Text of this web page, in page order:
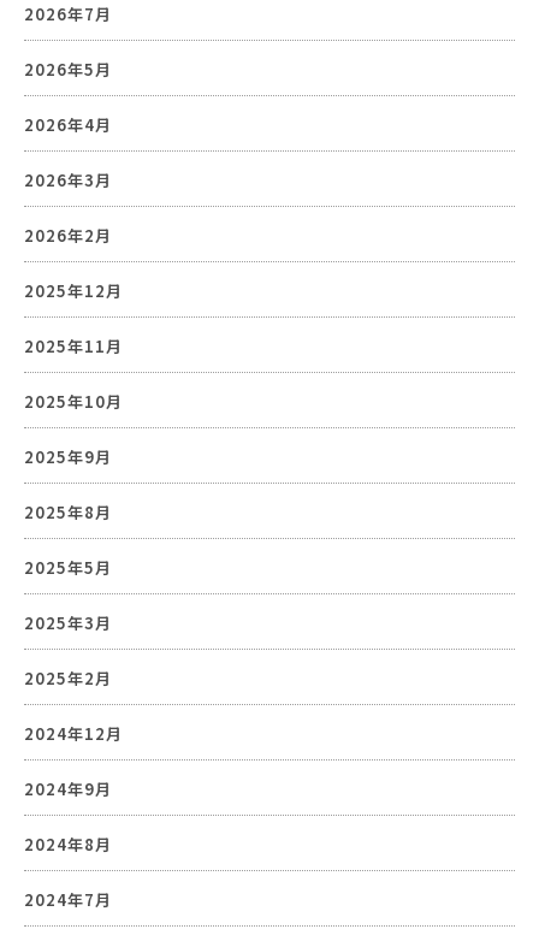
2026年7月
2026年5月
2026年4月
2026年3月
2026年2月
2025年12月
2025年11月
2025年10月
2025年9月
2025年8月
2025年5月
2025年3月
2025年2月
2024年12月
2024年9月
2024年8月
2024年7月